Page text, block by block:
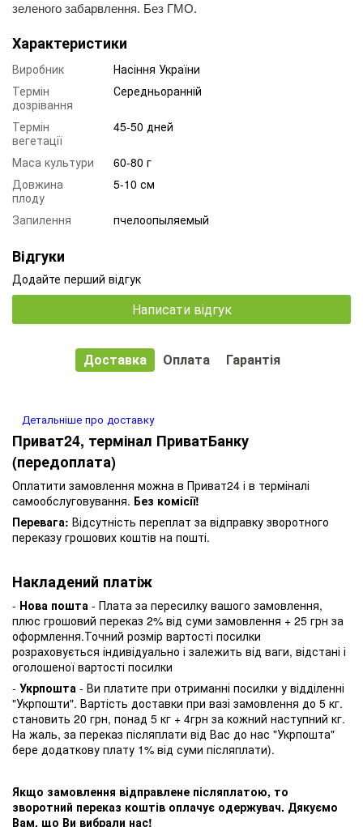
зеленого забарвлення. Без ГМО.
Характеристики
Виробник
Насіння України
Термін
дозрівання
Середньоранній
Термін
вегетації
45-50 дней
Маса культури
60-80 г
Довжина
плоду
5-10 см
Запилення пчелоопыляемый
Відгуки
Додайте перший відгук
Написати відгук
Доставка Оплата Гарантія
Детальніше про доставку
Приват24, термінал ПриватБанку
(передоплата)
Оплатити замовлення можна в Приват24 і в терміналі
самообслуговування. Без комісії!
Перевага: Відсутність переплат за відправку зворотного
переказу грошових коштів на пошті.
Накладений платіж
- Нова пошта - Плата за пересилку вашого замовлення,
плюс грошовий переказ 2% від суми замовлення + 25 грн за
оформлення.Точний розмір вартості посилки
розраховується індивідуально і залежить від ваги, відстані і
оголошеної вартості посилки
- Укрпошта - Ви платите при отриманні посилки у відділенні
"Укрпошти". Вартість доставки при вазі замовлення до 5 кг.
становить 20 грн, понад 5 кг + 4грн за кожний наступний кг.
На жаль, за переказ післяплати від Вас до нас "Укрпошта"
бере додаткову плату 1% від суми післяплати).
Якщо замовлення відправлене післяплатою, то
зворотний переказ коштів оплачує одержувач. Дякуємо
Вам, що Ви вибрали нас!